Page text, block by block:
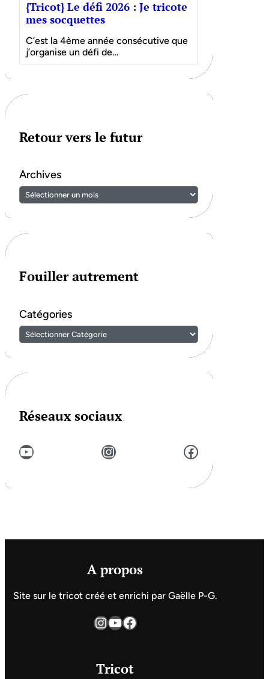
{Tricot} Le défi 2026 : Je tricote
mes socquettes
C’est la 4ème année consécutive que
j’organise un défi de…
Retour vers le futur
Archives
Fouiller autrement
Catégories
Réseaux sociaux
YouTube Instagram Facebook
A propos
Site sur le tricot créé et enrichi par Gaëlle P-G.
InstagramYouTube Facebook
Tricot